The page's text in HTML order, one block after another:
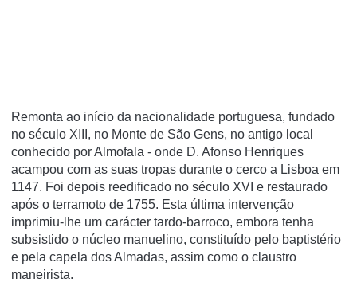
Remonta ao iní­cio da nacionalidade portuguesa, fundado
no século XIII, no Monte de São Gens, no antigo local
conhecido por Almofala - onde D. Afonso Henriques
acampou com as suas tropas durante o cerco a Lisboa em
1147. Foi depois reedificado no século XVI e restaurado
após o terramoto de 1755. Esta última intervenção
imprimiu-lhe um carácter tardo-barroco, embora tenha
subsistido o núcleo manuelino, constituí­do pelo baptistério
e pela capela dos Almadas, assim como o claustro
maneirista.